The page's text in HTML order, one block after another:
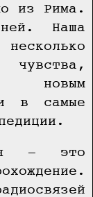
из Рима.
Наша
новым
в самые
— это